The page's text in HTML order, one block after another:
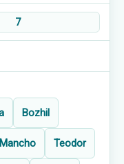
7
Bozhil
Mancho Teodor